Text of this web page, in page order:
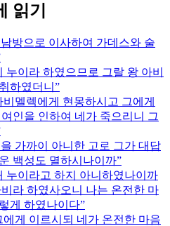
읽기
방으로 이사하여 가데스와 술
누이라 하였으므로 그랄 왕 아비
하였더니
멜렉에게 현몽하시고 그에게
인을 인하여 네가 죽으리니 그
가까이 아니한 고로 그가 대답
백성도 멸하시나이까
누이라고 하지 아니하였나이까
라 하였사오니 나는 온전한 마
게 하였나이다
게 이르시되 네가 온전한 마음